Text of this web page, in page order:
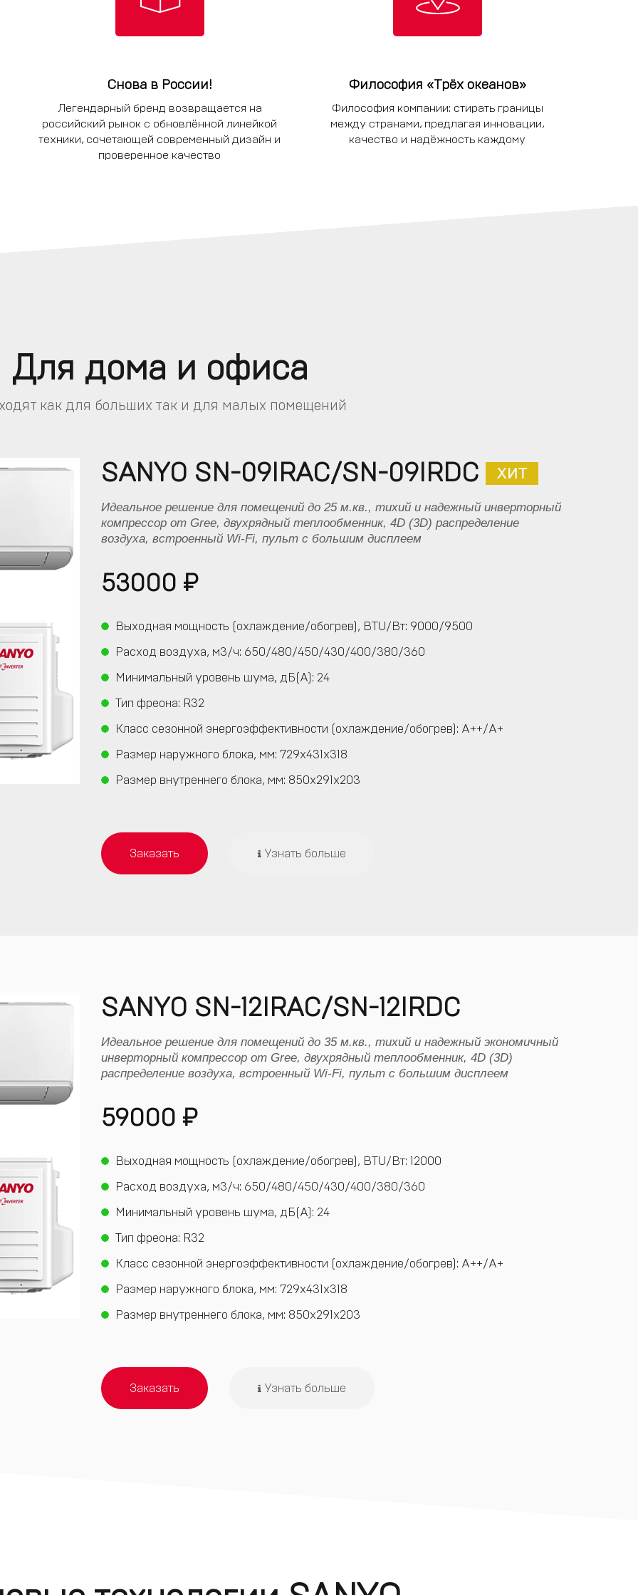
Снова в России!
Легендарный бренд возвращается на
российский рынок с обновлённой линейкой
техники, сочетающей современный дизайн и
проверенное качество
Философия «Трёх океанов»
Философия компании: стирать границы
между странами, предлагая инновации,
качество и надёжность каждому
Для дома и офиса
как для больших так и для малых помещений
SANYO SN-09IRAC/SN-09IRDC
Идеальное решение для помещений до 25 м.кв., тихий и надежный инверторный
компрессор от Gree, двухрядный теплообменник, 4D (3D) распределение
воздуха, встроенный Wi-Fi, пульт с большим дисплеем
53000 ₽
Выходная мощность (охлаждение/обогрев), BTU/Вт: 9000/9500
Расход воздуха, м3/ч: 650/480/450/430/400/380/360
Минимальный уровень шума, дБ(А): 24
Тип фреона: R32
Класс сезонной энергоэффективности (охлаждение/обогрев): A++/A+
Размер наружного блока, мм: 729x431x318
Размер внутреннего блока, мм: 850x291x203
Заказать Узнать больше
SANYO SN-12IRAC/SN-12IRDC
Идеальное решение для помещений до 35 м.кв., тихий и надежный экономичный
инверторный компрессор от Gree, двухрядный теплообменник, 4D (3D)
распределение воздуха, встроенный Wi-Fi, пульт с большим дисплеем
59000 ₽
Выходная мощность (охлаждение/обогрев), BTU/Вт: 12000
Расход воздуха, м3/ч: 650/480/450/430/400/380/360
Минимальный уровень шума, дБ(А): 24
Тип фреона: R32
Класс сезонной энергоэффективности (охлаждение/обогрев): A++/A+
Размер наружного блока, мм: 729x431x318
Размер внутреннего блока, мм: 850x291x203
Заказать Узнать больше